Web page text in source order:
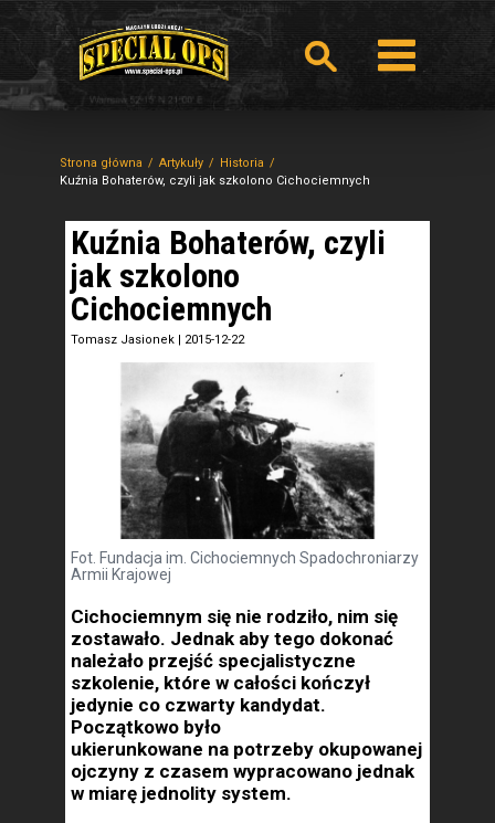
Strona główna Artykuły
Historia
Kuźnia Bohaterów, czyli jak szkolono Cichociemnych
Kuźnia Bohaterów, czyli
jak szkolono
Cichociemnych
Tomasz Jasionek | 2015-12-22
Fot. Fundacja im. Cichociemnych Spadochroniarzy
Armii Krajowej
Cichociemnym się nie rodziło, nim się
zostawało. Jednak aby tego dokonać
należało przejść specjalistyczne
szkolenie, które w całości kończył
jedynie co czwarty kandydat.
Początkowo było
ukierunkowane na potrzeby okupowanej
ojczyny z czasem wypracowano jednak
w miarę jednolity system.